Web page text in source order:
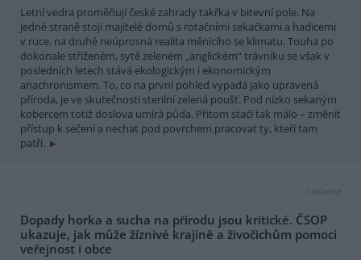
Letní vedra proměňují české zahrady takřka v bitevní pole. Na
jedné straně stojí majitelé domů s rotačními sekačkami a hadicemi
v ruce, na druhé neúprosná realita měnícího se klimatu. Touha po
dokonale střiženém, sytě zeleném „anglickém“ trávníku se však v
posledních letech stává ekologickým i ekonomickým
anachronismem. To, co na první pohled vypadá jako upravená
příroda, je ve skutečnosti sterilní zelená poušť. Pod nízko sekaným
kobercem totiž doslova umírá půda. Přitom stačí tak málo – změnit
přístup k sečení a nechat pod povrchem pracovat ty, kteří tam
patří.
reklama
Dopady horka a sucha na přírodu jsou kritické. ČSOP
ukazuje, jak může žíznivé krajině a živočichům pomoci
veřejnost i obce